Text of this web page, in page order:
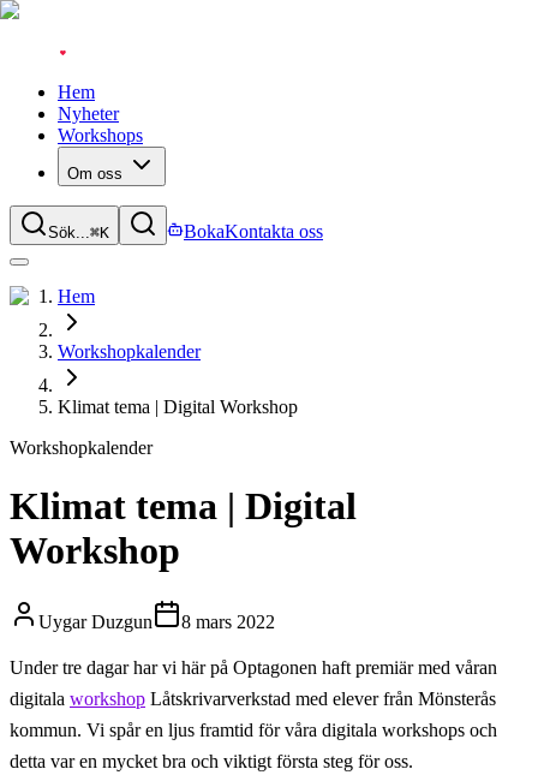
Hem
Nyheter
Workshops
Om oss
Sök...⌘K BokaKontakta oss
Hem
Workshopkalender
Klimat tema | Digital Workshop
Workshopkalender
Klimat tema | Digital
Workshop
Uygar Duzgun 8 mars 2022
Under tre dagar har vi här på Optagonen haft premiär med våran
digitala workshop Låtskrivarverkstad med elever från Mönsterås
kommun. Vi spår en ljus framtid för våra digitala workshops och
detta var en mycket bra och viktigt första steg för oss.